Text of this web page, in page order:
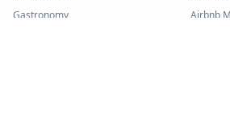
Gastronomy
Airbnb